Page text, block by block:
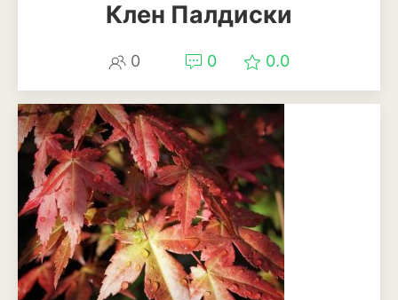
Клен Палдиски
0 0 0.0